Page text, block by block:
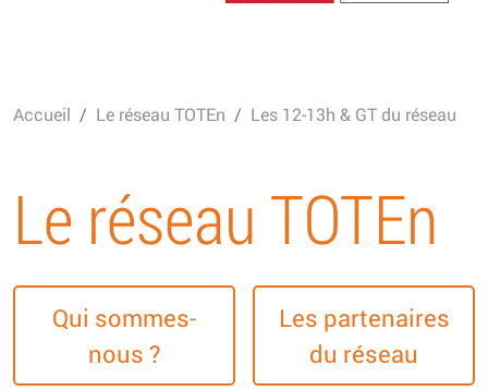
Accueil Le réseau TOTEn Les 12-13h & GT du réseau
Le réseau TOTEn
Qui sommes-
nous ?
Les partenaires
du réseau